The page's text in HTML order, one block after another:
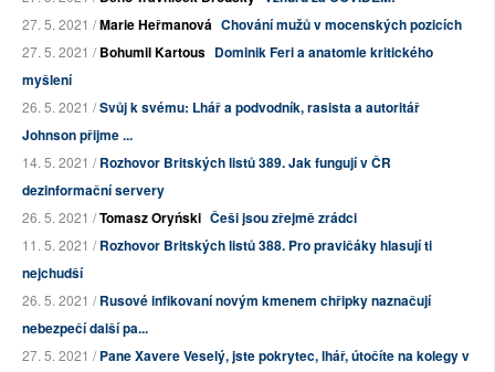
27. 5. 2021 /Marie Heřmanová Chování mužů v mocenských pozicích
27. 5. 2021 /Bohumil Kartous Dominik Feri a anatomie kritického
myšlení
26. 5. 2021 /Svůj k svému: Lhář a podvodník, rasista a autoritář
Johnson přijme ...
14. 5. 2021 /Rozhovor Britských listů 389. Jak fungují v ČR
dezinformační servery
26. 5. 2021 /Tomasz Oryński Češi jsou zřejmě zrádci
11. 5. 2021 /Rozhovor Britských listů 388. Pro pravičáky hlasují ti
nejchudší
26. 5. 2021 /Rusové infikovaní novým kmenem chřipky naznačují
nebezpečí další pa...
27. 5. 2021 /Pane Xavere Veselý, jste pokrytec, lhář, útočíte na kolegy v